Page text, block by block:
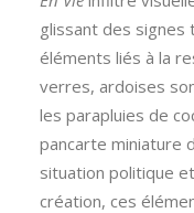
glissant des
éléments liés à la
verres, ardoises
les parapluies de
pancarte miniature
situation politique
création, ces